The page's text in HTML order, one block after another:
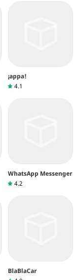
¡appa!
4.1
WhatsApp Messenger
4.2
BlaBlaCar